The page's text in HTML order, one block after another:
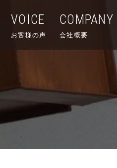
VOICE
お客様の声
COMPANY
会社概要